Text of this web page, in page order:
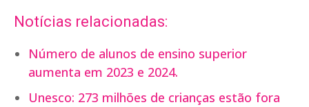
Notícias relacionadas:
Número de alunos de ensino superior
aumenta em 2023 e 2024.
Unesco: 273 milhões de crianças estão fora